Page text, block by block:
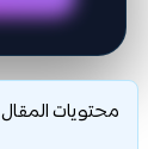
محتويات المقال